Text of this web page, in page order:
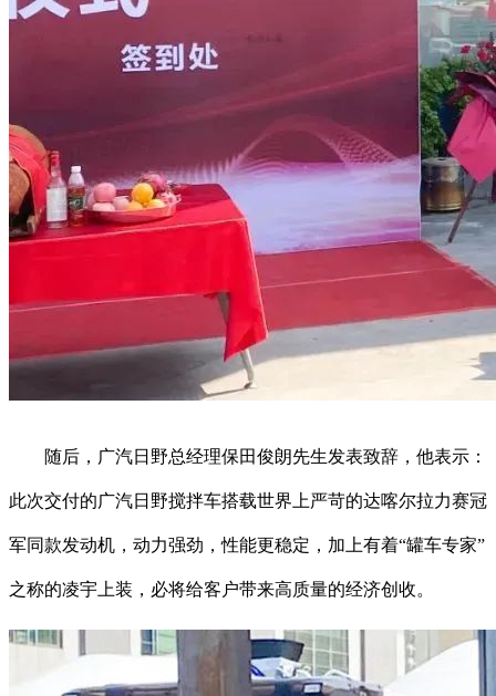
随后，广汽日野总经理保田俊朗先生发表致辞，他表示：
此次交付的广汽日野搅拌车搭载世界上严苛的达喀尔拉力赛冠
军同款发动机，动力强劲，性能更稳定，加上有着“罐车专家”
之称的凌宇上装，必将给客户带来高质量的经济创收。